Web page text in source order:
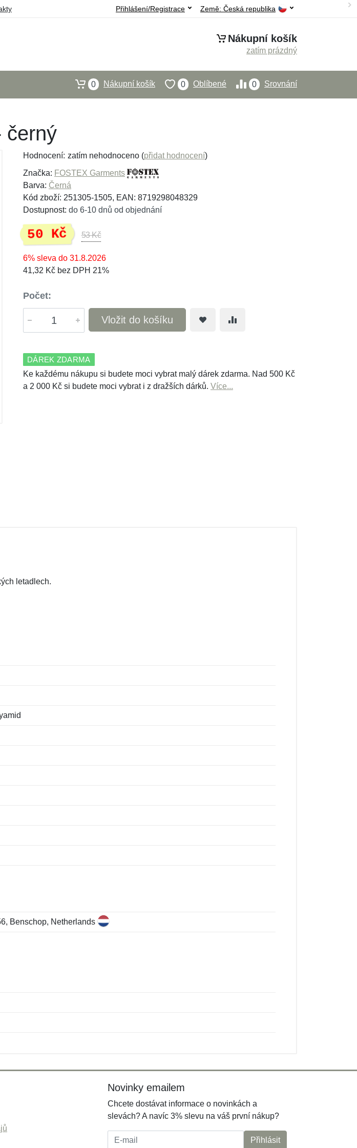
Země: Česká republika
Přihlášení/Registrace
Nákupní košík
zatím prázdný
0 Srovnání
0 Oblíbené
0 Nákupní košík
černý
Hodnocení: zatím nehodnoceno (přidat hodnocení)
Značka: FOSTEX Garments
Barva: Černá
Kód zboží: 251305-1505, EAN: 8719298048329
Dostupnost: do 6-10 dnů od objednání
50 Kč 53 Kč
6% sleva do 31.8.2026
41,32 Kč bez DPH 21%
Počet:
Vložit do košíku
DÁREK ZDARMA
Ke každému nákupu si budete moci vybrat malý dárek zdarma. Nad 500 Kč
a 2 000 Kč si budete moci vybrat i z dražších dárků. Více...
letadlech.
Benschop, Netherlands
Novinky emailem
Chcete dostávat informace o novinkách a
slevách? A navíc 3% slevu na váš první nákup?
E-mail: Přihlásit